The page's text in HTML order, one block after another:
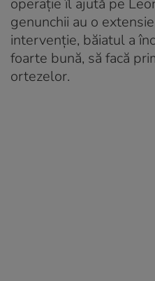
genunchii au o
intervenție, băiatul a
foarte bună, să facă
ortezelor.